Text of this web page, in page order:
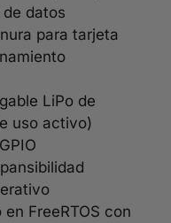
datos
para tarjeta
LiPo de
uso activo)
FreeRTOS con